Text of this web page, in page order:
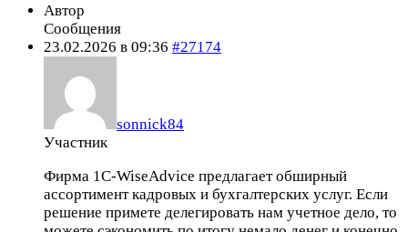
Автор
Сообщения
23.02.2026 в 09:36 #27174
sonnick84
Участник
Фирма 1С-WiseAdvice предлагает обширный
ассортимент кадровых и бухгалтерских услуг. Если
решение примете делегировать нам учетное дело, то